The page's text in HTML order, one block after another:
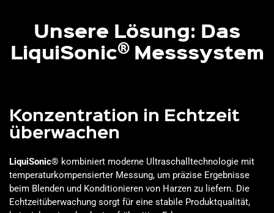
Unsere Lösung: Das
LiquiSonic® Messsystem
Konzentration in Echtzeit
überwachen
LiquiSonic® kombiniert moderne Ultraschalltechnologie mit
temperaturkompensierter Messung, um präzise Ergebnisse
beim Blenden und Konditionieren von Harzen zu liefern. Die
Echtzeitüberwachung sorgt für eine stabile Produktqualität,